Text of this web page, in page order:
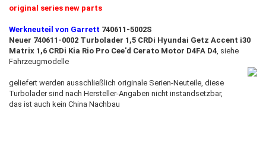
original series new parts​
Werkneuteil von Garrett 740611-5002S
Neuer 740611-0002 Turbolader 1,5 CRDi Hyundai Getz Accent i30
Matrix 1,6 CRDi Kia Rio Pro Cee'd Cerato Motor D4FA D4 , siehe
Fahrzeugmodelle
geliefert werden ausschließlich originale Serien-Neuteile, diese
Turbolader sind nach Hersteller-Angaben nicht instandsetzbar,
das ist auch ​kein China Nachbau